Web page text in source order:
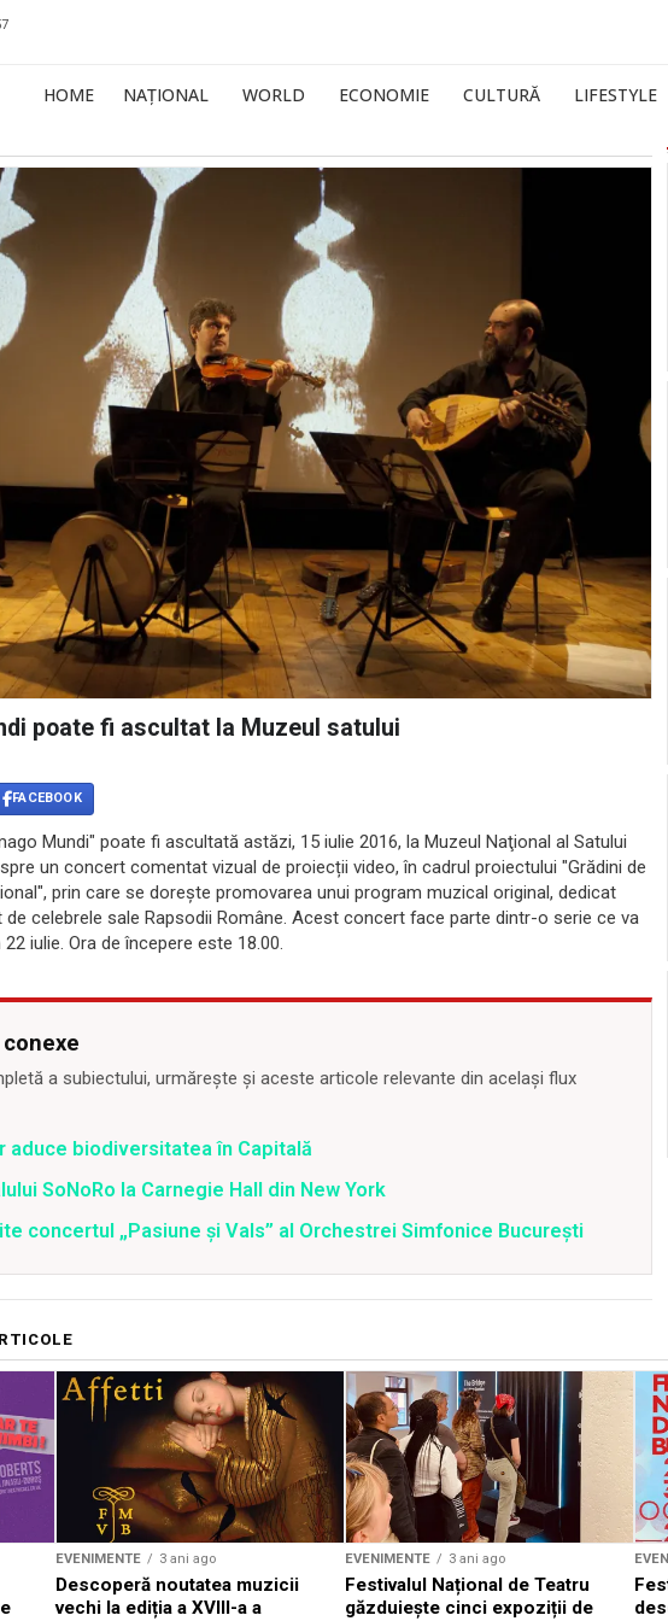
HOME NAȚIONAL WORLD ECONOMIE CULTURĂ LIFESTYLE
poate fi ascultat la Muzeul satului
FACEBOOK
Mundi" poate fi ascultată astăzi, 15 iulie 2016, la Muzeul Naţional al Satului
un concert comentat vizual de proiecții video, în cadrul proiectului "Grădini de
prin care se dorește promovarea unui program muzical original, dedicat
celebrele sale Rapsodii Române. Acest concert face parte dintr-o serie ce va
iulie. Ora de începere este 18.00.
a subiectului, urmărește și aceste articole relevante din același flux
aduce biodiversitatea în Capitală
SoNoRo la Carnegie Hall din New York
concertul „Pasiune și Vals” al Orchestrei Simfonice București
EVENIMENTE 3 ani ago
Descoperă noutatea muzicii
vechi la ediția a XVIII-a a
EVENIMENTE 3 ani ago
Festivalul Național de Teatru
găzduiește cinci expoziții de